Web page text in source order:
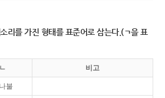
리를 가진 형태를 표준어로 삼는다.(ㄱ을 표
ㄴ 비고
불